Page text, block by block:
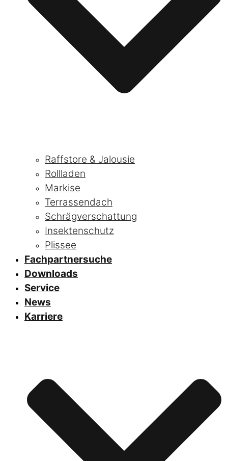
Raffstore & Jalousie
Rollladen
Markise
Terrassendach
Schrägverschattung
Insektenschutz
Plissee
Fachpartnersuche
Downloads
Service
News
Karriere